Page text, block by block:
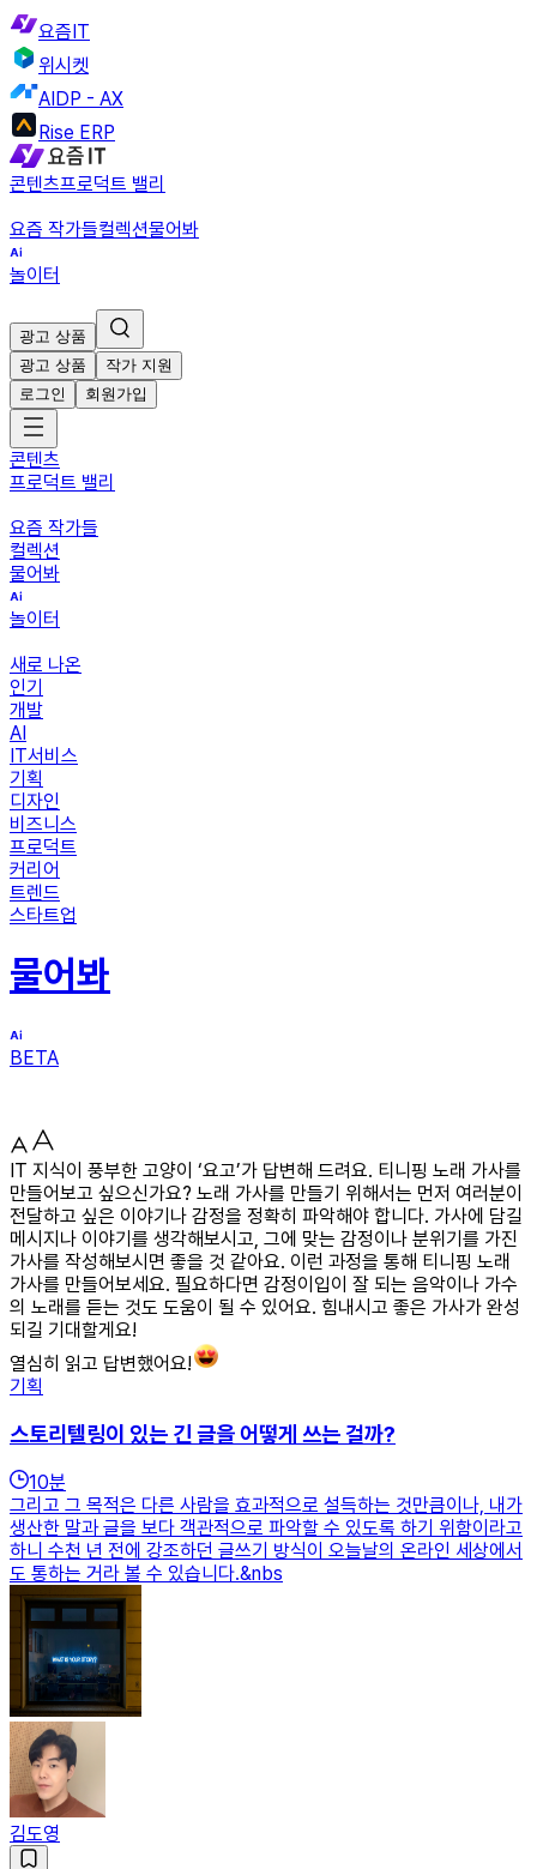
요즘IT
위시켓
AIDP - AX
Rise ERP
콘텐츠프로덕트 밸리
요즘 작가들컬렉션물어봐
놀이터
광고 상품
광고 상품
작가 지원
로그인
회원가입
콘텐츠
프로덕트 밸리
요즘 작가들
컬렉션
물어봐
놀이터
새로 나온
인기
개발
AI
IT서비스
기획
디자인
비즈니스
프로덕트
커리어
트렌드
스타트업
물어봐
BETA
IT 지식이 풍부한 고양이 ‘요고’가 답변해 드려요. 티니핑 노래 가사를
만들어보고 싶으신가요? 노래 가사를 만들기 위해서는 먼저 여러분이
전달하고 싶은 이야기나 감정을 정확히 파악해야 합니다. 가사에 담길
메시지나 이야기를 생각해보시고, 그에 맞는 감정이나 분위기를 가진
가사를 작성해보시면 좋을 것 같아요. 이런 과정을 통해 티니핑 노래
가사를 만들어보세요. 필요하다면 감정이입이 잘 되는 음악이나 가수
의 노래를 듣는 것도 도움이 될 수 있어요. 힘내시고 좋은 가사가 완성
되길 기대할게요!
열심히 읽고 답변했어요!
기획
스토리텔링이 있는 긴 글을 어떻게 쓰는 걸까?
10분
그리고 그 목적은 다른 사람을 효과적으로 설득하는 것만큼이나, 내가
생산한 말과 글을 보다 객관적으로 파악할 수 있도록 하기 위함이라고
하니 수천 년 전에 강조하던 글쓰기 방식이 오늘날의 온라인 세상에서
도 통하는 거라 볼 수 있습니다.&nbs
김도영